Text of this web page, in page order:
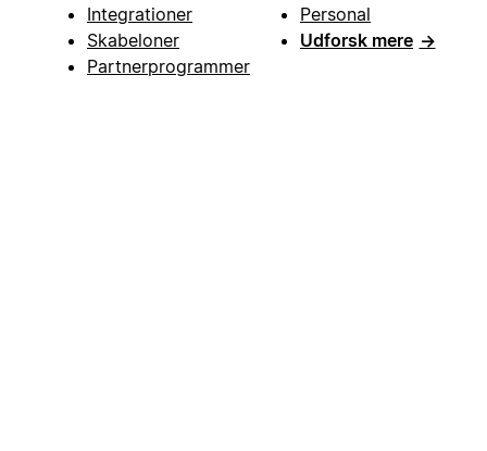
Integrationer
Skabeloner
Partnerprogrammer
Personal
Udforsk mere →